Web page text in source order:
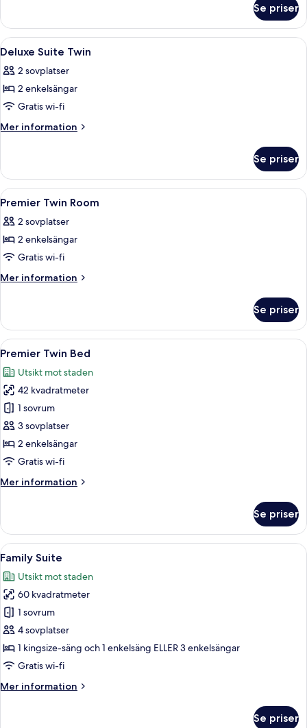
Suite
King
Se priser
Öppna
alla
foton
för
Deluxe
Suite
Sängtillbehör av högsta kvalitet och
8
Deluxe Suite Twin
2 sovplatser
2 enkelsängar
Gratis wi-fi
Mer information
Mer
Suite
Twin
Se priser
Öppna
alla
foton
för
Premier
Twin
Ett hotellrum med en stor säng, en
9
Premier Twin Room
2 sovplatser
2 enkelsängar
Gratis wi-fi
Mer information
Mer
Twin
Room
Se priser
Öppna
alla
foton
för
Premier
Twin
Bed
Ett hotellrum med två sängar, ett
14
Premier Twin Bed
Utsikt mot staden
42 kvadratmeter
1 sovrum
3 sovplatser
2 enkelsängar
Gratis wi-fi
Mer information
Mer
Twin
Bed
Se priser
Öppna
alla
foton
för
Family
Suite
Ett hotellrum med en stor säng, ett
8
Family Suite
Utsikt mot staden
60 kvadratmeter
1 sovrum
4 sovplatser
1 kingsize-säng och 1 enkelsäng ELLER 3 enkelsängar
Gratis wi-fi
Mer information
Mer
Se priser